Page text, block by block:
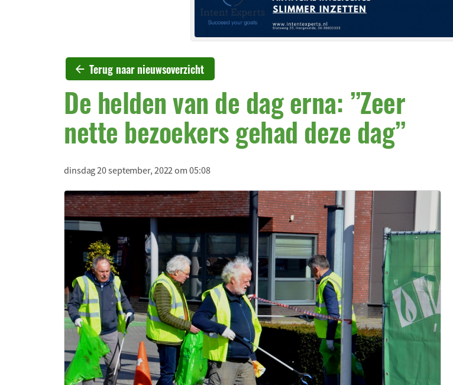
Terug naar nieuwsoverzicht
De helden van de dag erna: ”Zeer
nette bezoekers gehad deze dag”
dinsdag 20 september, 2022 om 05:08